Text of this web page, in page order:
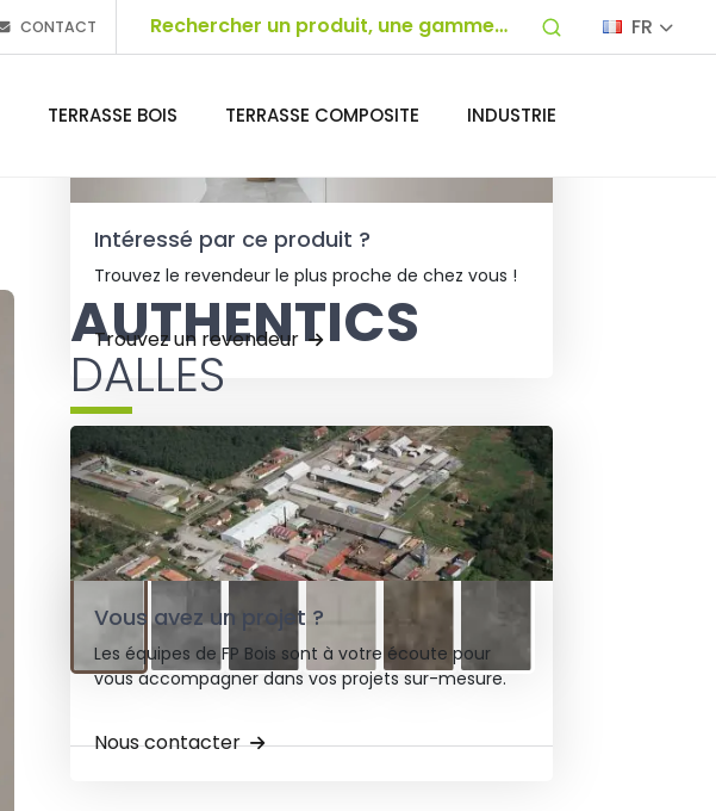
CONTACT FR
TERRASSE BOIS TERRASSE COMPOSITE INDUSTRIE
AUTHENTICS
DALLES
Authentics de COREtec® : Des sols authentiques
pour de vrais lieux de vie.
6 TEINTES DISPONIBLES :
Intéressé par ce produit ?
Trouvez le revendeur le plus proche de chez vous !
Trouvez un revendeur
Vous avez un projet ?
Les équipes de FP Bois sont à votre écoute pour
vous accompagner dans vos projets sur-mesure.
Nous contacter